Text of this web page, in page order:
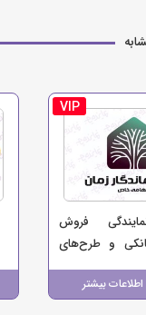
VIP
فروش
و طرح‌های
خرید - تجارت
بیشتر